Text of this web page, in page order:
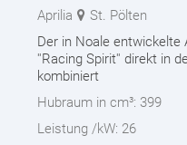
Aprilia
St. Pölten
Der in Noale entwickelte
''Racing Spirit'' direkt in
kombiniert
Hubraum in cm³: 399
Leistung /kW: 26